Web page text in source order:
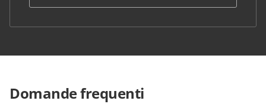
Domande frequenti